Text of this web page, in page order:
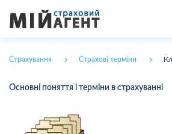
Страхування Страхові терміни
Основні поняття і терміни в страхуванні